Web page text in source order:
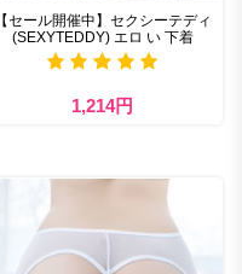
【セール開催中】セクシーテディ
(SEXYTEDDY) エロ い 下着
1,214円